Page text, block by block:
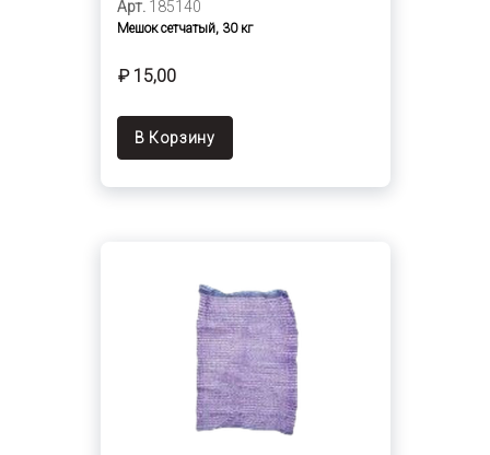
Арт. 185140
Мешок сетчатый, 30 кг
₽ 15,00
В Корзину